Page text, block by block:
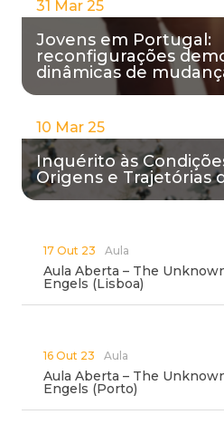
31 Mar 25
Jovens em Portugal:
reconfigurações
dinâmicas de
10 Mar 25
Inquérito às
Origens e Trajetórias
17 Out 23 Aula
Aula Aberta – The
Engels (Lisboa)
16 Out 23 Aula
Aula Aberta – The
Engels (Porto)